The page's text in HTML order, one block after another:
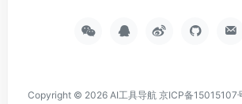
Copyright © 2026 AI工具导航 京ICP备15015107